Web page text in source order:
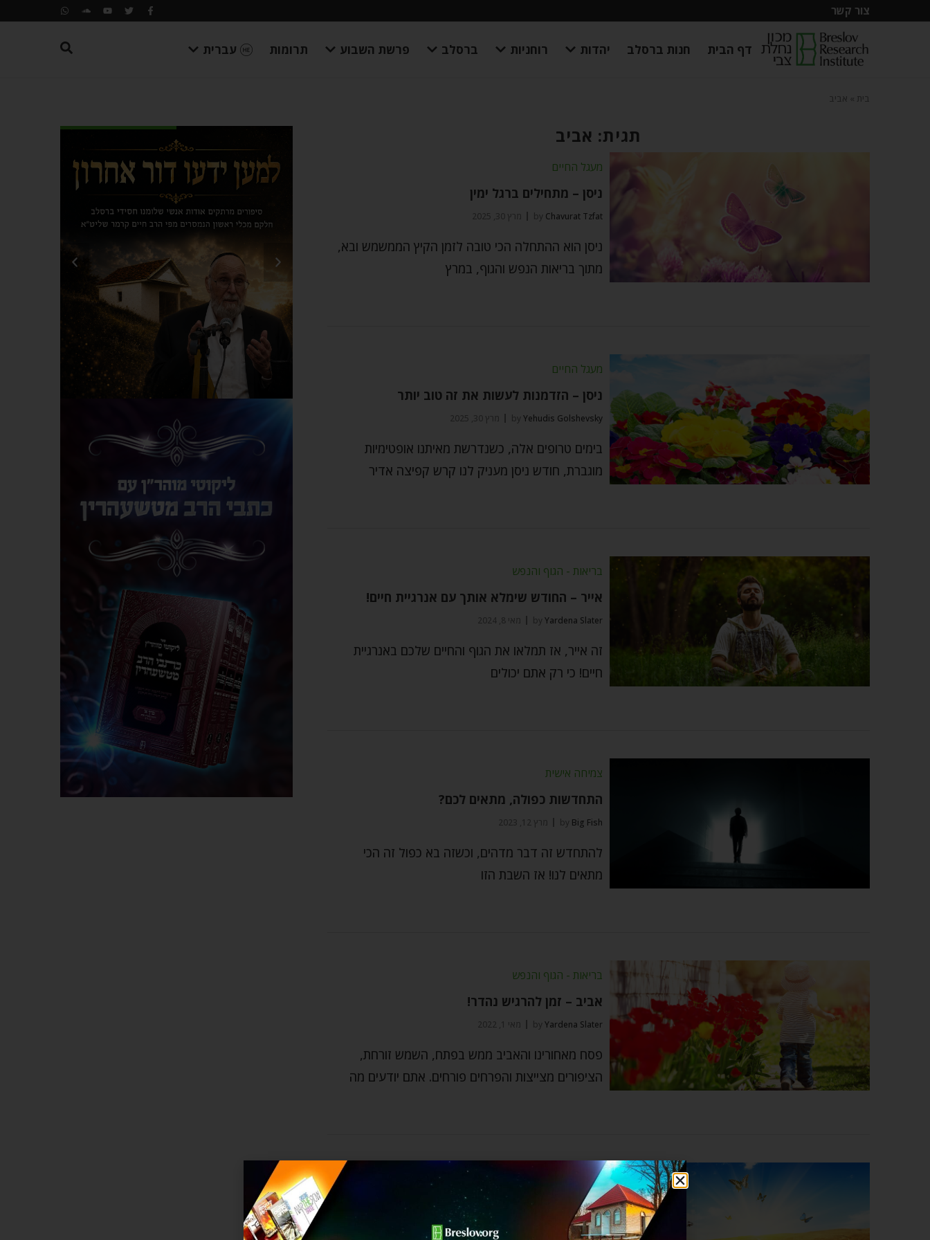
צור קשר
דף הבית חנות ברסלב יהדות רוחניות ברסלב פרשת השבוע תרומות עברית
בית אביב
תגית: אביב
מעגל החיים
ניסן – מתחילים ברגל ימין
by Chavurat Tzfat מרץ 30, 2025
ניסן הוא ההתחלה הכי טובה לזמן הקיץ הממשמש ובא,
מתוך בריאות הנפש והגוף, במרץ
מעגל החיים
ניסן – הזדמנות לעשות את זה טוב יותר
by Yehudis Golshevsky מרץ 30, 2025
בימים טרופים אלה, כשנדרשת מאיתנו אופטימיות
מוגברת, חודש ניסן מעניק לנו קרש קפיצה אדיר
בריאות - הגוף והנפש
אייר – החודש שימלא אותך עם אנרגיית חיים!
by Yardena Slater מאי 8, 2024
זה אייר, אז תמלאו את הגוף והחיים שלכם באנרגיית
חיים! כי רק אתם יכולים
צמיחה אישית
התחדשות כפולה, מתאים לכם?
by Big Fish מרץ 12, 2023
להתחדש זה דבר מדהים, וכשזה בא כפול זה הכי
מתאים לנו! אז השבת הזו
בריאות - הגוף והנפש
אביב – זמן להרגיש נהדר!
by Yardena Slater מאי 1, 2022
פסח מאחורינו והאביב ממש בפתח, השמש זורחת,
הציפורים מצייצות והפרחים פורחים. אתם יודעים מה
צמיחה אישית
אמונה חזקה כמו אגם קפוא
Ozer Bergman